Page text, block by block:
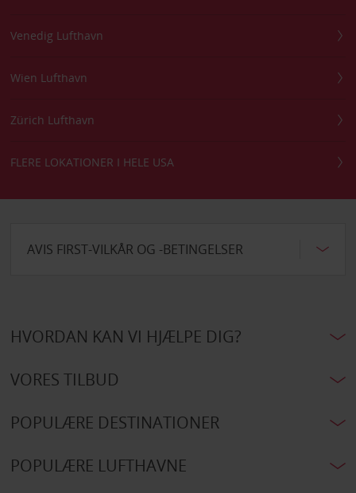
Venedig Lufthavn
Wien Lufthavn
Zürich Lufthavn
FLERE LOKATIONER I HELE USA
AVIS FIRST-VILKÅR OG -BETINGELSER
HVORDAN KAN VI HJÆLPE DIG?
VORES TILBUD
POPULÆRE DESTINATIONER
POPULÆRE LUFTHAVNE